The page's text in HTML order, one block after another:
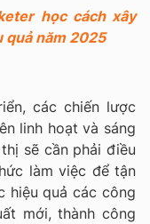
học cách xây
quả năm 2025
các chiến lược
linh hoạt và sáng
sẽ cần phải điều
làm việc để tận
hiệu quả các công
mới, thành công